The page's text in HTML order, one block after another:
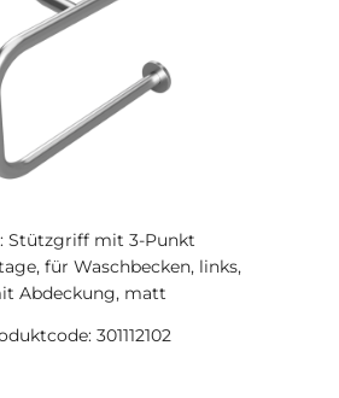
Stützgriff mit 3-Punkt
für Waschbecken, links,
Abdeckung, matt
301112102